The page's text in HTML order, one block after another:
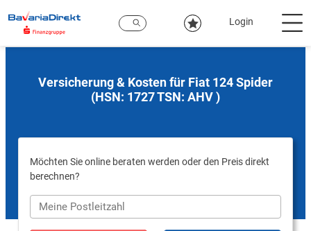
Hauptinhalt
Login
Versicherung & Kosten für Fiat 124 Spider
(HSN: 1727 TSN: AHV )
Möchten Sie online beraten werden oder den Preis direkt
berechnen?